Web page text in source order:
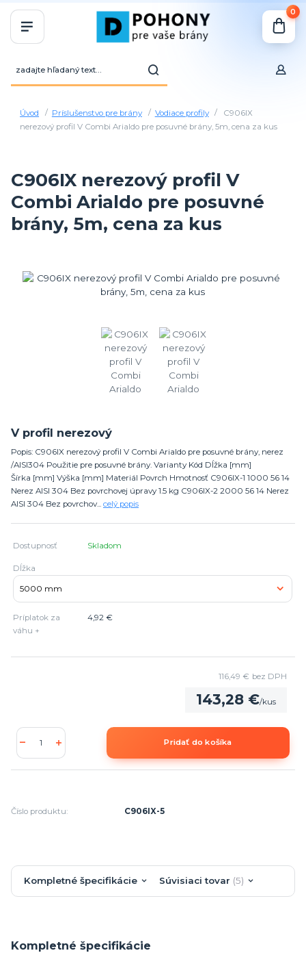
0
Úvod Príslušenstvo pre brány Vodiace profily
C906IX
nerezový profil V Combi Arialdo pre posuvné brány, 5m, cena za kus
C906IX nerezový profil V
Combi Arialdo pre posuvné
brány, 5m, cena za kus
V profil nerezový
Popis: C906IX nerezový profil V Combi Arialdo pre posuvné brány, nerez
/AISI304 Použitie pre posuvné brány. Varianty Kód Dĺžka [mm]
Šírka [mm] Výška [mm] Materiál Povrch Hmotnosť C906IX-1 1000 56 14
Nerez AISI 304 Bez povrchovej úpravy 1.5 kg C906IX-2 2000 56 14 Nerez
AISI 304 Bez povrchov... celý popis
Dostupnosť Skladom
Dĺžka
Príplatok za
váhu +
4,92 €
143,28 €/kus
116,49 € bez DPH
Pridať do košíka
Číslo produktu: C906IX-5
Kompletné špecifikácie Súvisiaci tovar 5
Kompletné špecifikácie